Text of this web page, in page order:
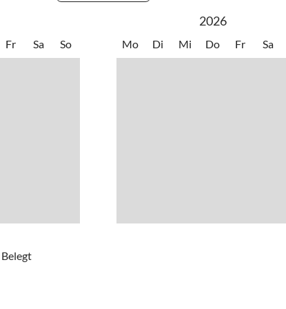
Fr Sa So
2026
Mo Di Mi Do Fr Sa
Belegt